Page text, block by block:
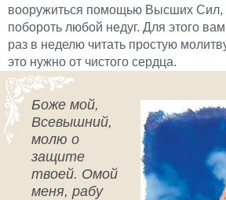
вооружиться помощью Высших Сил,
побороть любой недуг. Для этого
раз в неделю читать простую
это нужно от чистого сердца.
Боже мой,
Всевышний,
молю о
защите
твоей. Омой
меня, рабу